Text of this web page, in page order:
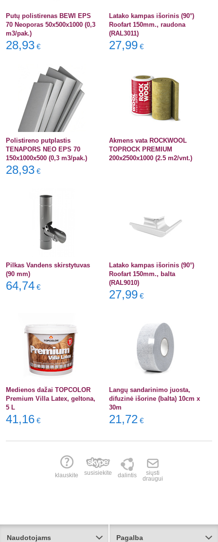
Putų polistirenas BEWI EPS
70 Neoporas 50x500x1000 (0,3
m3/pak.)
28,93 €
Latako kampas išorinis (90°)
Roofart 150mm., raudona
(RAL3011)
27,99 €
Polistireno putplastis
TENAPORS NEO EPS 70
150x1000x500 (0,3 m3/pak.)
28,93 €
Akmens vata ROCKWOOL
TOPROCK PREMIUM
200x2500x1000 (2.5 m2/vnt.)
Pilkas Vandens skirstytuvas
(90 mm)
64,74 €
Latako kampas išorinis (90°)
Roofart 150mm., balta
(RAL9010)
27,99 €
Medienos dažai TOPCOLOR
Premium Villa Latex, geltona,
5 L
41,16 €
Langų sandarinimo juosta,
difuzinė išorine (balta) 10cm x
30m
21,72 €
klauskite susisiekite dalintis
siųsti
draugui
Naudotojams Pagalba